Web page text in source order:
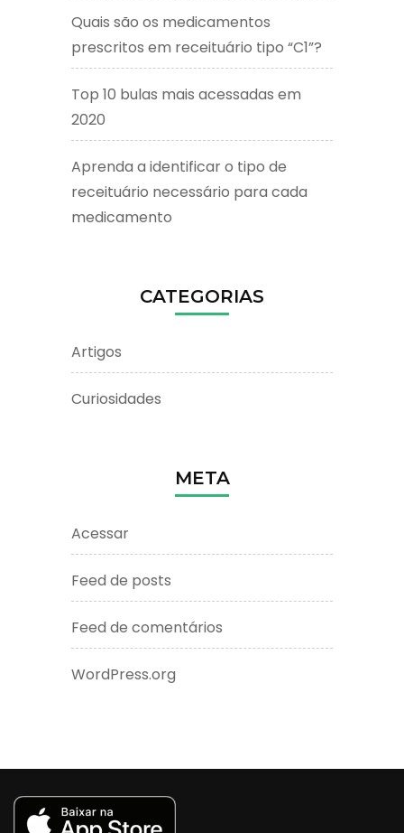
Quais são os medicamentos
prescritos em receituário tipo “C1”?
Top 10 bulas mais acessadas em
2020
Aprenda a identificar o tipo de
receituário necessário para cada
medicamento
CATEGORIAS
Artigos
Curiosidades
META
Acessar
Feed de posts
Feed de comentários
WordPress.org